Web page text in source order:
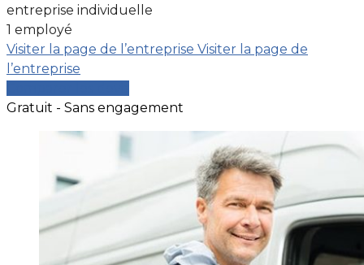
entreprise individuelle
1 employé
Visiter la page de l’entreprise Visiter la page de
l’entreprise
Gratuit - Sans engagement